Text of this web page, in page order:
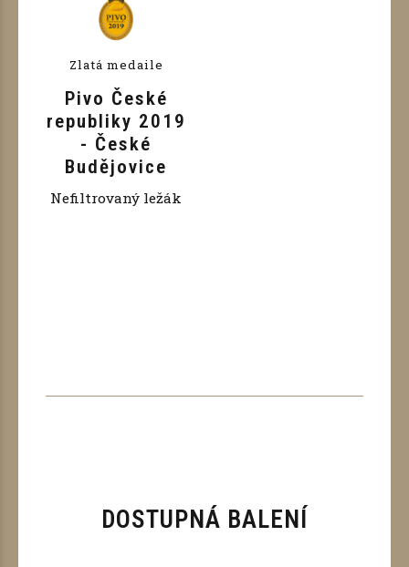
Zlatá medaile
Pivo České
republiky 2019
- České
Budějovice
Nefiltrovaný ležák
DOSTUPNÁ BALENÍ